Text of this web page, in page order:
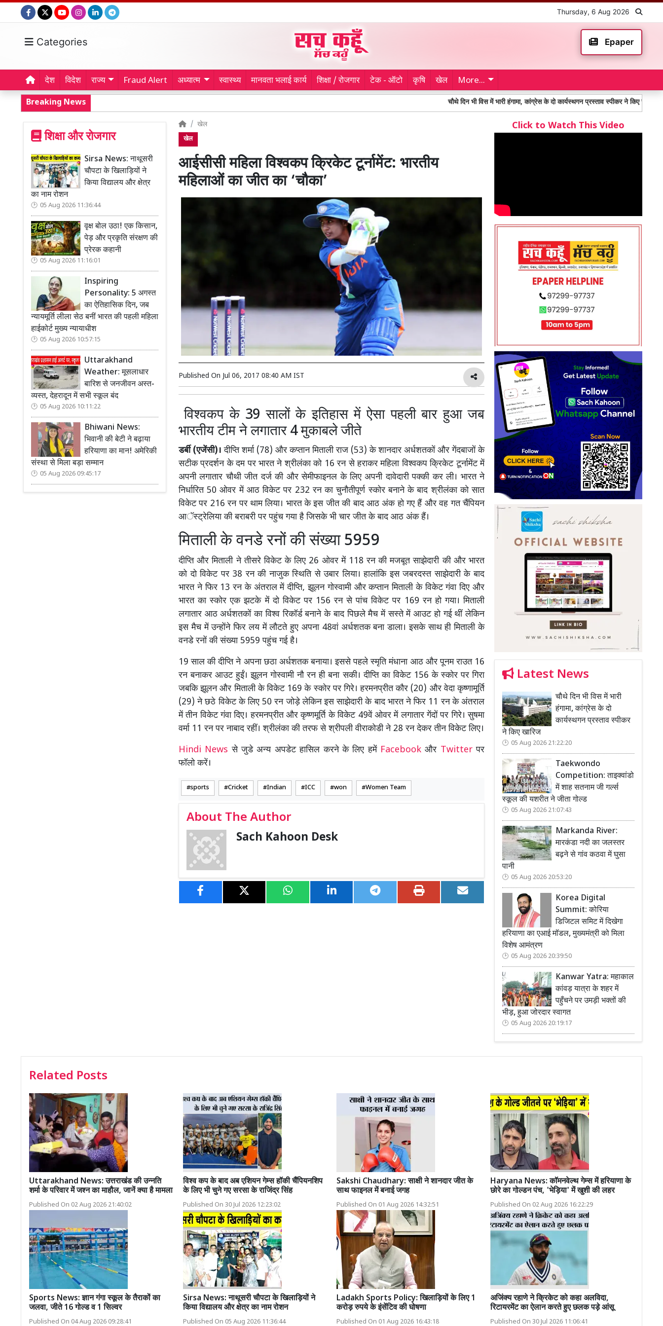
Thursday, 6 Aug 2026
Categories Epaper
देश विदेश राज्य Fraud Alert अध्यात्म स्वास्थ्य मानवता भलाई कार्य शिक्षा / रोजगार टेक - ऑटो कृषि खेल More...
Breaking News चौथे दिन भी विस में भारी हंगामा, कांग्रेस के दो कार्यस्थगन प्रस्ताव स्पीकर ने किए खारिज
शिक्षा और रोजगार
Sirsa News: नाथूसरी
चौपटा के खिलाड़ियों ने
किया विद्यालय और क्षेत्र
का नाम रोशन
05 Aug 2026 11:36:44
वृक्ष बोल उठा! एक किसान,
पेड़ और प्रकृति संरक्षण की
प्रेरक कहानी
05 Aug 2026 11:16:01
Inspiring
Personality: 5 अगस्त
का ऐतिहासिक दिन, जब
न्यायमूर्ति लीला सेठ बनीं भारत की पहली महिला
हाईकोर्ट मुख्य न्यायाधीश
05 Aug 2026 10:57:15
Uttarakhand
Weather: मूसलाधार
बारिश से जनजीवन अस्त-
व्यस्त, देहरादून में सभी स्कूल बंद
05 Aug 2026 10:11:22
Bhiwani News:
भिवानी की बेटी ने बढ़ाया
हरियाणा का मान! अमेरिकी
संस्था से मिला बड़ा सम्मान
05 Aug 2026 09:45:17
खेल
खेल
आईसीसी महिला विश्वकप क्रिकेट टूर्नामेंट: भारतीय
महिलाओं का जीत का ‘चौका’
Published On Jul 06, 2017 08:40 AM IST
विश्वकप के 39 सालों के इतिहास में ऐसा पहली बार हुआ जब
भारतीय टीम ने लगातार 4 मुकाबले जीते
डर्बी (एजेंसी)। दीप्ति शर्मा (78) और कप्तान मिताली राज (53) के शानदार अर्धशतकों और गेंदबाजों के
सटीक प्रदर्शन के दम पर भारत ने श्रीलंका को 16 रन से हराकर महिला विश्वकप क्रिकेट टूर्नामेंट में
अपनी लगातार चौथी जीत दर्ज की और सेमीफाइनल के लिए अपनी दावेदारी पक्की कर ली। भारत ने
निर्धारित 50 ओवर में आठ विकेट पर 232 रन का चुनौतीपूर्ण स्कोर बनाने के बाद श्रीलंका को सात
विकेट पर 216 रन पर थाम लिया। भारत के इस जीत की बाद आठ अंक हो गए हैं और वह गत चैंपियन
आॅस्ट्रेलिया की बराबरी पर पहुंच गया है जिसके भी चार जीत के बाद आठ अंक हैं।
मिताली के वनडे रनों की संख्या 5959
दीप्ति और मिताली ने तीसरे विकेट के लिए 26 ओवर में 118 रन की मजबूत साझेदारी की और भारत
को दो विकेट पर 38 रन की नाजुक स्थिति से उबार लिया। हालांकि इस जबरदस्त साझेदारी के बाद
भारत ने फिर 13 रन के अंतराल में दीप्ति, झूलन गोस्वामी और कप्तान मिताली के विकेट गंवा दिए और
भारत का स्कोर एक झटके में दो विकेट पर 156 रन से पांच विकेट पर 169 रन हो गया। मिताली
लगातार आठ अर्धशतकों का विश्व रिकॉर्ड बनाने के बाद पिछले मैच में सस्ते में आउट हो गई थीं लेकिन
इस मैच में उन्होंने फिर लय में लौटते हुए अपना 48वां अर्धशतक बना डाला। इसके साथ ही मिताली के
वनडे रनों की संख्या 5959 पहुंच गई है।
19 साल की दीप्ति ने अपना छठा अर्धशतक बनाया। इससे पहले स्मृति मंधाना आठ और पूनम राउत 16
रन बनाकर आउट हुईं। झूलन गोस्वामी नौ रन ही बना सकी। दीप्ति का विकेट 156 के स्कोर पर गिरा
जबकि झूलन और मिताली के विकेट 169 के स्कोर पर गिरे। हरमनप्रीत कौर (20) और वेदा कृष्णामूर्ति
(29) ने छठे विकेट के लिए 50 रन जोड़े लेकिन इस साझेदारी के बाद भारत ने फिर 11 रन के अंतराल
में तीन विकेट गंवा दिए। हरमनप्रीत और कृष्णमूर्ति के विकेट 49वें ओवर में लगातार गेंदों पर गिरे। सुषमा
वर्मा 11 रन पर नाबाद रहीं। श्रीलंका की तरफ से श्रीपली वीराकोडी ने 28 रन देकर तीन विकेट लिए।
Hindi Newsसे जुडे अन्य अपडेट हासिल करने के लिए हमें Facebookऔर Twitterपर
फॉलो करें।
sports Cricket Indian ICC won Women Team
About The Author
Sach Kahoon Desk
Click to Watch This Video
Latest News
चौथे दिन भी विस में भारी
हंगामा, कांग्रेस के दो
कार्यस्थगन प्रस्ताव स्पीकर
ने किए खारिज
05 Aug 2026 21:22:20
Taekwondo
Competition: ताइक्वांडो
में शाह सतनाम जी गर्ल्स
स्कूल की यशरीत ने जीता गोल्ड
05 Aug 2026 21:07:43
Markanda River:
मारकंडा नदी का जलस्तर
बढ़ने से गांव कठवा में घुसा
पानी
05 Aug 2026 20:53:20
Korea Digital
Summit: कोरिया
डिजिटल समिट में दिखेगा
हरियाणा का एआई मॉडल, मुख्यमंत्री को मिला
विशेष आमंत्रण
05 Aug 2026 20:39:50
Kanwar Yatra: महाकाल
कांवड़ यात्रा के शहर में
पहुँचने पर उमड़ी भक्तों की
भीड़, हुआ जोरदार स्वागत
05 Aug 2026 20:19:17
Related Posts
Uttarakhand News: उत्तराखंड की उन्नति
शर्मा के परिवार में जश्न का माहौल, जानें क्या है मामला
Published On 02 Aug 2026 21:40:02
विश्व कप के बाद अब एशियन गेम्स हॉकी चैंपियनशिप
के लिए भी चुने गए सरसा के राजिंद्र सिंह
Published On 30 Jul 2026 12:23:02
Sakshi Chaudhary: साक्षी ने शानदार जीत के
साथ फाइनल में बनाई जगह
Published On 01 Aug 2026 14:32:51
Haryana News: कॉमनवेल्थ गेम्स में हरियाणा के
छोरे का गोल्डन पंच, 'भेड़िया' में खुशी की लहर
Published On 02 Aug 2026 16:22:29
Sports News: ज्ञान गंगा स्कूल के तैराकों का
जलवा, जीते 16 गोल्ड व 1 सिल्वर
Published On 04 Aug 2026 09:28:41
Sirsa News: नाथूसरी चौपटा के खिलाड़ियों ने
किया विद्यालय और क्षेत्र का नाम रोशन
Published On 05 Aug 2026 11:36:44
Ladakh Sports Policy: खिलाड़ियों के लिए 1
करोड़ रुपये के इंसेंटिव की घोषणा
Published On 01 Aug 2026 16:43:18
अजिंक्य रहाणे ने क्रिकेट को कहा अलविदा,
रिटायरमेंट का ऐलान करते हुए छलक पड़े आंसू
Published On 30 Jul 2026 11:06:41